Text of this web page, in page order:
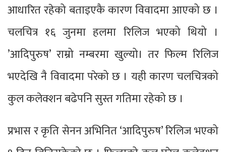
आधारित रहेको बताइएकै कारण विवादमा आएको छ ।
चलचित्र १६ जुनमा हलमा रिलिज भएको थियो ।
’आदिपुरुष’ राम्रो नम्बरमा खुल्यो। तर फिल्म रिलिज
भएदेखि नै विवादमा परेको छ । यही कारण चलचित्रको
कुल कलेक्शन बढेपनि सुस्त गतिमा रहेको छ ।
प्रभास र कृति सेनन अभिनित ‘आदिपुरुष’ रिलिज भएको